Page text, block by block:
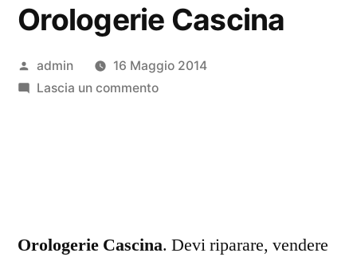
Orologerie Cascina
Pubblicato
da
admin
16 Maggio 2014
Lascia un commentosu
Orologerie Cascina. Devi riparare, vendere